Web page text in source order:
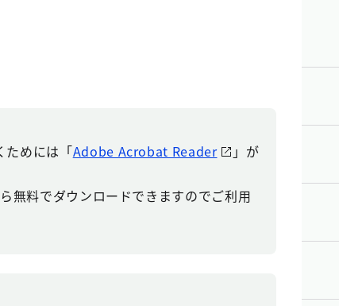
ためには「Adobe Acrobat Reader
」が
無料でダウンロードできますのでご利用